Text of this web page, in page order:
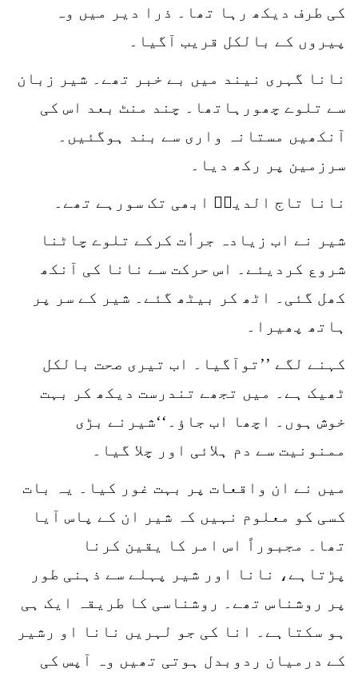
کی طرف دیکھ رہا تھا۔ ذرا دیر میں وہ
پیروں کے بالکل قریب آگیا۔
نانا گہری نیند میں بے خبر تھے۔ شیر زبان
سے تلوے چھورہاتھا۔ چند منٹ بعد اس کی
آنکھیں مستانہ واری سے بند ہوگئیں۔
سرزمین پر رکھ دیا۔
نانا تاج الدینؒ ابھی تک سورہے تھے۔
شیر نے اب زیادہ جرأت کرکے تلوے چاٹنا
شروع کردیئے۔ اس حرکت سے نانا کی آنکھ
کھل گئی۔ اٹھ کر بیٹھ گئے۔ شیر کے سر پر
ہاتھ پھیرا۔
کہنے لگے ’’توآگیا۔ اب تیری صحت بالکل
ٹھیک ہے۔ میں تجھے تندرست دیکھ کر بہت
خوش ہوں۔ اچھا اب جاؤ۔‘‘شیرنے بڑی
ممنونیت سے دم ہلائی اور چلا گیا۔
میں نے ان واقعات پر بہت غور کیا۔ یہ بات
کسی کو معلوم نہیں کہ شیر ان کے پاس آیا
تھا۔ مجبوراً اس امر کا یقین کرنا
پڑتاہے، نانا اور شیر پہلے سے ذہنی طور
پر روشناس تھے۔ روشناسی کا طریقہ ایک ہی
ہو سکتاہے۔ انا کی جو لہریں نانا او رشیر
کے درمیان ردوبدل ہوتی تھیں وہ آپس کی